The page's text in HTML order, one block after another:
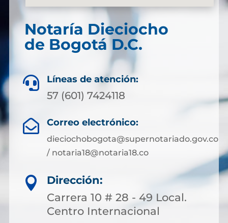
Notaría Dieciocho
de Bogotá D.C.
 Líneas de atención:
57 (601) 7424118
 Correo electrónico:
dieciochobogota@supernotariado.gov.co
/ notaria18@notaria18.co

Dirección:
Carrera 10 # 28 - 49 Local.
Centro Internacional